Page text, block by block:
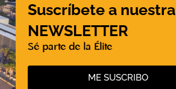
Suscríbete a nuestra
NEWSLETTER
Sé parte de la Élite
ME SUSCRIBO